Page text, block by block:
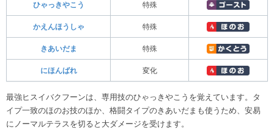
ひゃっきやこう 特殊
かえんほうしゃ 特殊
きあいだま 特殊
にほんばれ 変化
最強ヒスイバクフーンは、専用技のひゃっきやこうを覚えています。タ
イプ一致のほのお技のほか、格闘タイプのきあいだまも使うため、安易
にノーマルテラスを切ると大ダメージを受けます。